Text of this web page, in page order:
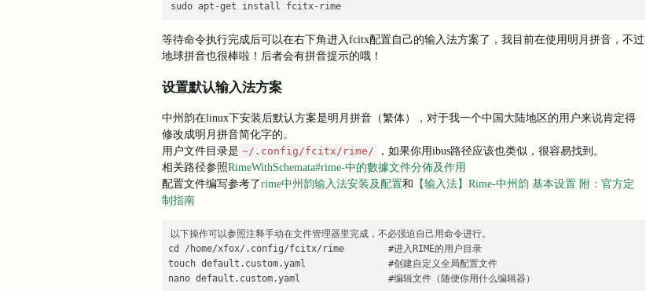
sudo apt-get install fcitx-rime
等待命令执行完成后可以在右下角进入fcitx配置自己的输入法方案了，我目前在使用明月拼音，不过
地球拼音也很棒啦！后者会有拼音提示的哦！
设置默认输入法方案
中州韵在linux下安装后默认方案是明月拼音（繁体），对于我一个中国大陆地区的用户来说肯定得
修改成明月拼音简化字的。
用户文件目录是 ~/.config/fcitx/rime/
，如果你用ibus路径应该也类似，很容易找到。
相关路径参照RimeWithSchemata#rime-中的數據文件分佈及作用
配置文件编写参考了rime中州韵输入法安装及配置和 【输入法】Rime-中州韵 基本设置 附：官方定
制指南
以下操作可以参照注释手动在文件管理器里完成，不必强迫自己用命令进行。
cd /home/xfox/.config/fcitx/rime        #进入RIME的用户目录
touch default.custom.yaml               #创建自定义全局配置文件
nano default.custom.yaml                #编辑文件（随便你用什么编辑器）